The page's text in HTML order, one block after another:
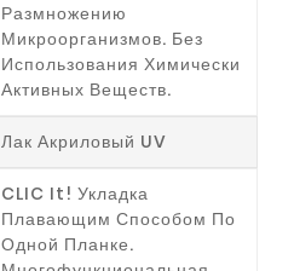
Размножению
Микроорганизмов. Без
Использования Химически
Активных Веществ.
Лак Акриловый UV
CLIC It! Укладка
Плавающим Способом По
Одной Планке.